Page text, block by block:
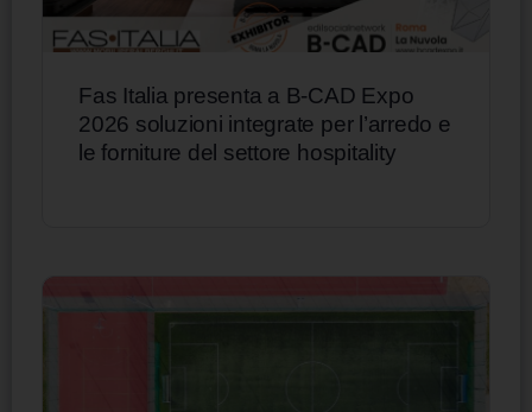
Fas Italia presenta a B-CAD Expo
2026 soluzioni integrate per l’arredo e
le forniture del settore hospitality